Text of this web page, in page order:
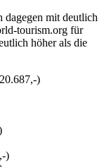
dagegen mit deutlich
tourism.org für
höher als die
)
)